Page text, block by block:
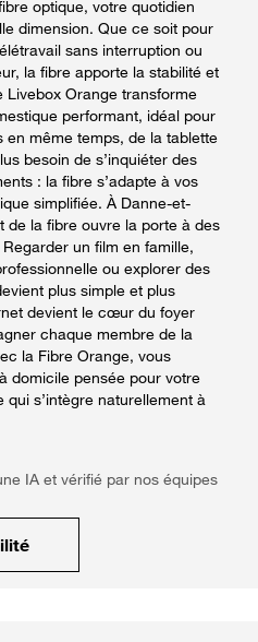
optique, votre quotidien
dimension. Que ce soit pour
sans interruption ou
la fibre apporte la stabilité et
Livebox Orange transforme
performant, idéal pour
même temps, de la tablette
besoin de s’inquiéter des
: la fibre s’adapte à vos
simplifiée. À Danne-et-
de la fibre ouvre la porte à des
un film en famille,
ou explorer des
plus simple et plus
devient le cœur du foyer
chaque membre de la
la Fibre Orange, vous
domicile pensée pour votre
qui s’intègre naturellement à
IA et vérifié par nos équipes